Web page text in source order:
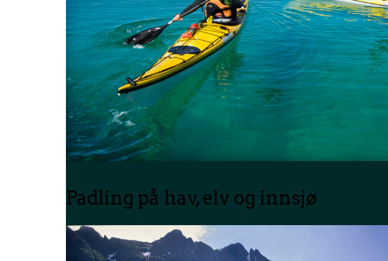
Padling på hav, elv og innsjø